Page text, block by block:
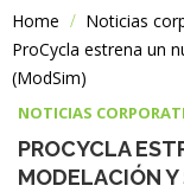
Home Noticias
ProCycla estrena un
(ModSim)
NOTICIAS
PROCYCLA
MODELACIÓN